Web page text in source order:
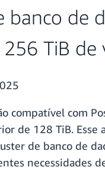
banco de
TiB
compatível com
de 128 TiB. Esse
de banco de
necessidades